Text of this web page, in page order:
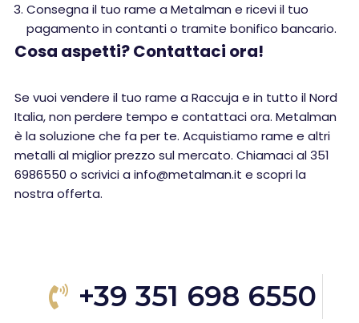
Consegna il tuo rame a Metalman e ricevi il tuo
pagamento in contanti o tramite bonifico bancario.
Cosa aspetti? Contattaci ora!
Se vuoi vendere il tuo rame a Raccuja e in tutto il Nord
Italia, non perdere tempo e contattaci ora. Metalman
è la soluzione che fa per te. Acquistiamo rame e altri
metalli al miglior prezzo sul mercato. Chiamaci al 351
6986550 o scrivici a info@metalman.it e scopri la
nostra offerta.
+39 351 698 6550